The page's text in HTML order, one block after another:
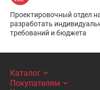
Проектировочный отдел
разработать
требований и бюджета
Каталог
Покупателям